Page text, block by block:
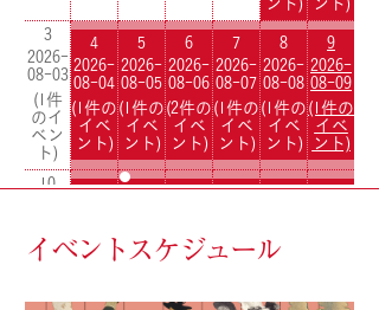
イベントスケジュール